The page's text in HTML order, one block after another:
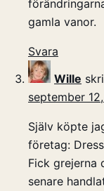
gamla vanor.
Svara
Wille
september
Själv köpte
företag:
Fick grejerna
senare